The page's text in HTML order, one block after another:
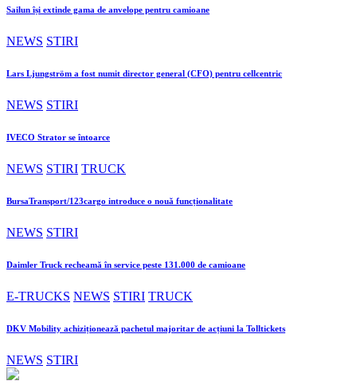
Sailun își extinde gama de anvelope pentru camioane
NEWS STIRI
Lars Ljungström a fost numit director general (CFO) pentru cellcentric
NEWS STIRI
IVECO Strator se întoarce
NEWS STIRI TRUCK
BursaTransport/123cargo introduce o nouă funcționalitate
NEWS STIRI
Daimler Truck recheamă în service peste 131.000 de camioane
E-TRUCKS NEWS STIRI TRUCK
DKV Mobility achiziționează pachetul majoritar de acțiuni la Tolltickets
NEWS STIRI